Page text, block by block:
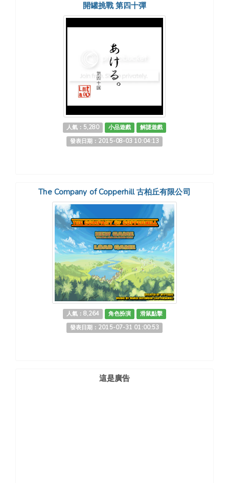
開罐挑戰 第四十彈
人氣：5,280 小品遊戲
解謎遊戲
發表日期：2015-08-03 10:04:13
The Company of Copperhill 古柏丘有限公司
人氣：8,264 角色扮演
滑鼠點擊
發表日期：2015-07-31 01:00:53
這是廣告